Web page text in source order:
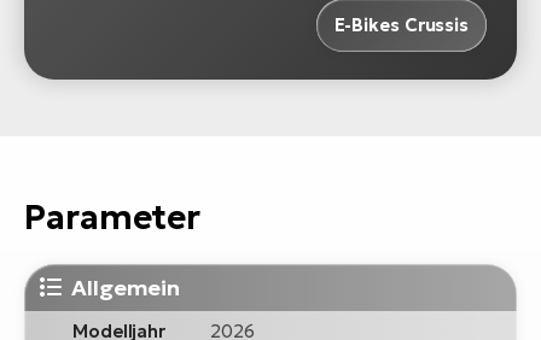
E-Bikes Crussis
Parameter
Allgemein
Modelljahr
2026